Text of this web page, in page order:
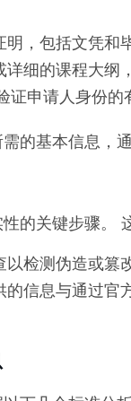
，包括文凭和
详细的课程大纲
证申请人身份的
的基本信息，
的关键步骤。
检测伪造或篡
的信息与通过官